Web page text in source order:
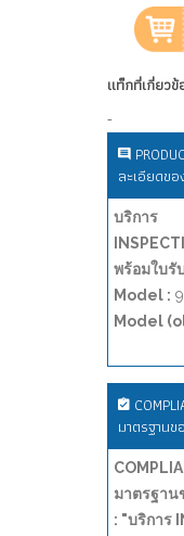
แท็กที่เกี่ยวข้
-
ละเอียดข
บริการ
พร้อมใบรั
Model :
Model
มาตรฐาน
มาตรฐา
: "บริการ